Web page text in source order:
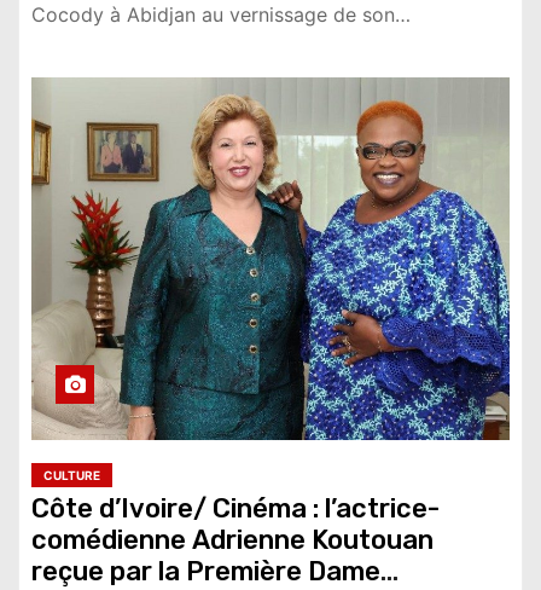
Cocody à Abidjan au vernissage de son…
CULTURE
Côte d’Ivoire/ Cinéma : l’actrice-
comédienne Adrienne Koutouan
reçue par la Première Dame